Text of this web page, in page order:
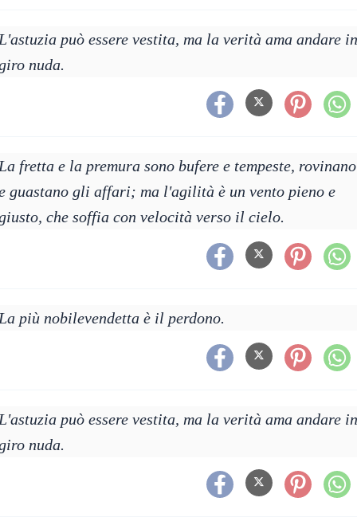
può essere vestita, ma la verità ama andare in
nuda.
fretta e la premura sono bufere e tempeste, rovinano
guastano gli affari; ma l'agilità è un vento pieno e
che soffia con velocità verso il cielo.
più nobilevendetta è il perdono.
può essere vestita, ma la verità ama andare in
nuda.